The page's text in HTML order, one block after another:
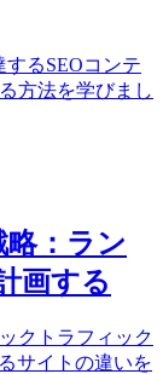
するSEOコンテ
方法を学びまし
略：ラン
画する
クトラフィック
サイトの違いを